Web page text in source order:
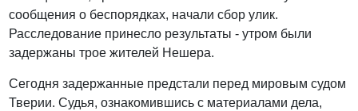
сообщения о беспорядках, начали сбор улик.
Расследование принесло результаты - утром были
задержаны трое жителей Нешера.
Сегодня задержанные предстали перед мировым судом
Тверии. Судья, ознакомившись с материалами дела,